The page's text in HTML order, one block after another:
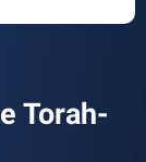
Torah-